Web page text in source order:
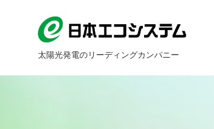
太陽光発電のリーディングカンパニー